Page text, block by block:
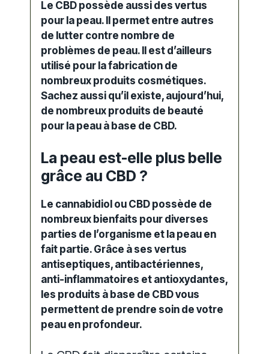
Le CBD possède aussi des vertus
pour la peau. Il permet entre autres
de lutter contre nombre de
problèmes de peau. Il est d’ailleurs
utilisé pour la fabrication de
nombreux produits cosmétiques.
Sachez aussi qu’il existe, aujourd’hui,
de nombreux produits de beauté
pour la peau à base de CBD.
La peau est-elle plus belle
grâce au CBD ?
Le cannabidiol ou CBD possède de
nombreux bienfaits pour diverses
parties de l’organisme et la peau en
fait partie. Grâce à ses vertus
antiseptiques, antibactériennes,
anti-inflammatoires et antioxydantes,
les produits à base de CBD vous
permettent de prendre soin de votre
peau en profondeur.